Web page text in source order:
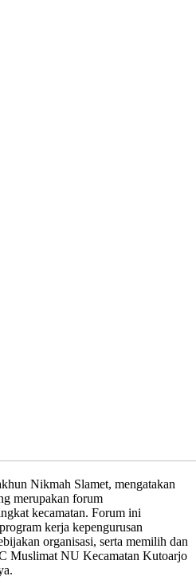
Nikmah Slamet, mengatakan
merupakan forum
kecamatan. Forum ini
kerja kepengurusan
organisasi, serta memilih dan
Muslimat NU Kecamatan Kutoarjo